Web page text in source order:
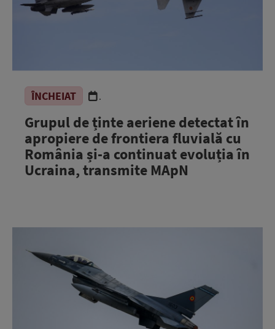
ÎNCHEIAT .
Grupul de ținte aeriene detectat în
apropiere de frontiera fluvială cu
România și-a continuat evoluția în
Ucraina, transmite MApN